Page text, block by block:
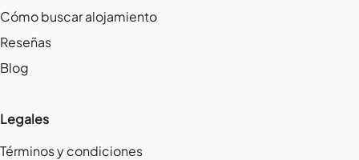
Cómo buscar alojamiento
Reseñas
Blog
Legales
Términos y condiciones